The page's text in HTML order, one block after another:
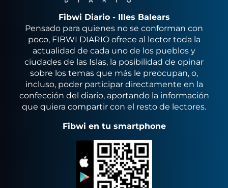
Fibwi Diario - Illes Balears
Pensado para quienes no se conforman con
poco, FIBWI DIARIO ofrece al lector toda la
actualidad de cada uno de los pueblos y
ciudades de las Islas, la posibilidad de opinar
sobre los temas que más le preocupan, o,
incluso, poder participar directamente en la
confección del diario, aportando la información
que quiera compartir con el resto de lectores.
Fibwi en tu smartphone